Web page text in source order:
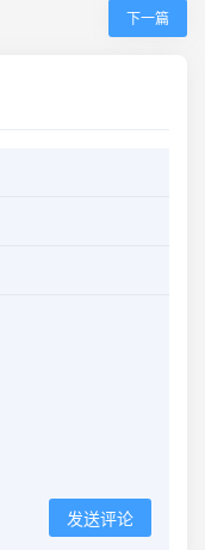
下一篇
发送评论